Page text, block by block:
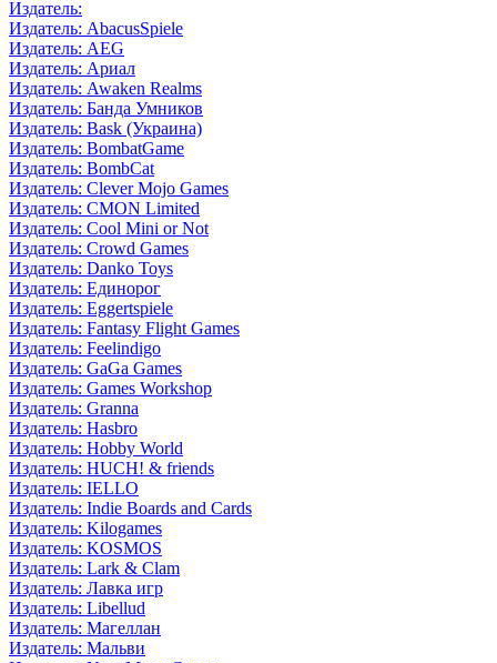
Издатель:
Издатель: AbacusSpiele
Издатель: AEG
Издатель: Ариал
Издатель: Awaken Realms
Издатель: Банда Умников
Издатель: Bask (Украина)
Издатель: BombatGame
Издатель: BombCat
Издатель: Clever Mojo Games
Издатель: CMON Limited
Издатель: Cool Mini or Not
Издатель: Crowd Games
Издатель: Danko Toys
Издатель: Единорог
Издатель: Eggertspiele
Издатель: Fantasy Flight Games
Издатель: Feelindigo
Издатель: GaGa Games
Издатель: Games Workshop
Издатель: Granna
Издатель: Hasbro
Издатель: Hobby World
Издатель: HUCH! & friends
Издатель: IELLO
Издатель: Indie Boards and Cards
Издатель: Kilogames
Издатель: KOSMOS
Издатель: Lark & Clam
Издатель: Лавка игр
Издатель: Libellud
Издатель: Магеллан
Издатель: Мальви